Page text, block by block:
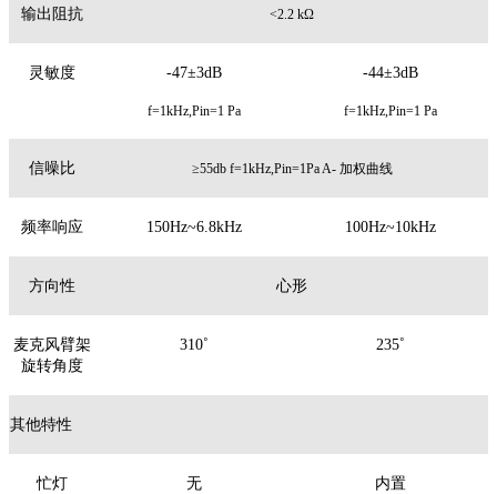
输出阻抗 <2.2 kΩ
灵敏度 -47±3dB
f=1kHz,Pin=1 Pa
-44±3dB
f=1kHz,Pin=1 Pa
信噪比 ≥55db f=1kHz,Pin=1Pa A- 加权曲线
频率响应 150Hz~6.8kHz 100Hz~10kHz
方向性 心形
麦克风臂架
旋转角度
310˚ 235˚
其他特性
忙灯 无 内置